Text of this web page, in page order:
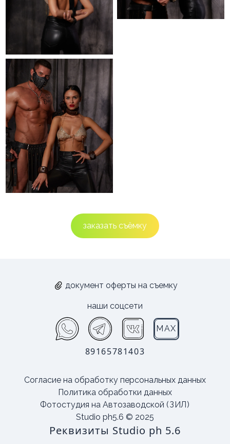
заказать съёмку
документ оферты на съемку
наши соцсети
MAX
89165781403
Фотостудия на Автозаводской (ЗИЛ)
Studio ph5.6 © 2025
Политика обработки данных
Согласие на обработку персональных данных
Реквизиты Studio ph 5.6